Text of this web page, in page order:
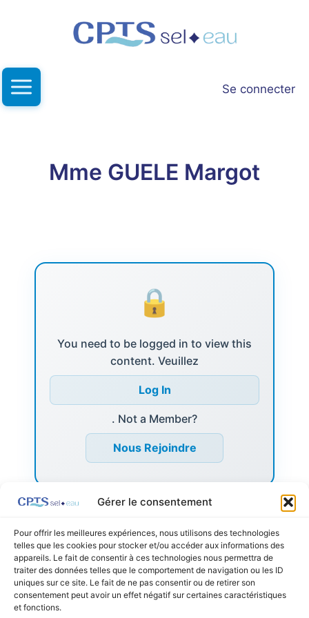
Gérer le consentement
Pour offrir les meilleures expériences, nous utilisons des technologies
telles que les cookies pour stocker et/ou accéder aux informations des
appareils. Le fait de consentir à ces technologies nous permettra de
traiter des données telles que le comportement de navigation ou les ID
uniques sur ce site. Le fait de ne pas consentir ou de retirer son
consentement peut avoir un effet négatif sur certaines caractéristiques
et fonctions.
Se connecter
Mme GUELE Margot
You need to be logged in to view this
content. Veuillez
Log In
. Not a Member?
Nous Rejoindre
Listing précédent Listing suivant